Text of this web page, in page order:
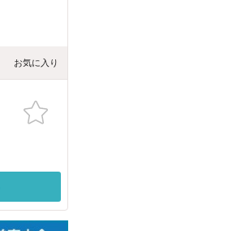
お気に入り